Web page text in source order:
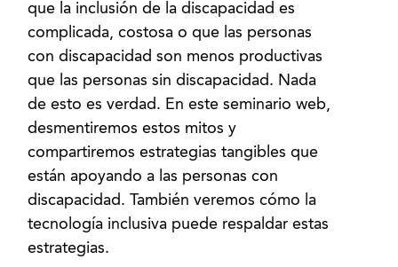
que la inclusión de la discapacidad es
complicada, costosa o que las personas
con discapacidad son menos productivas
que las personas sin discapacidad. Nada
de esto es verdad. En este seminario web,
desmentiremos estos mitos y
compartiremos estrategias tangibles que
están apoyando a las personas con
discapacidad. También veremos cómo la
tecnología inclusiva puede respaldar estas
estrategias.